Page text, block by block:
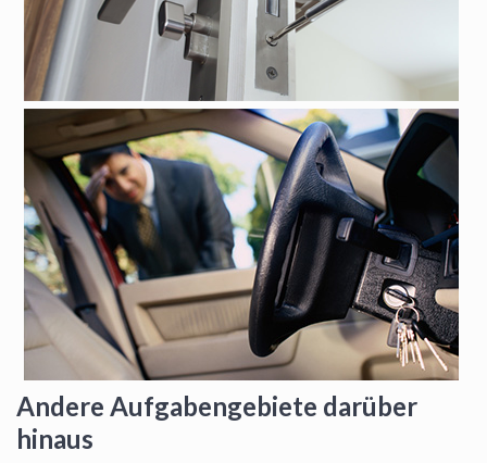
Andere Aufgabengebiete darüber
hinaus